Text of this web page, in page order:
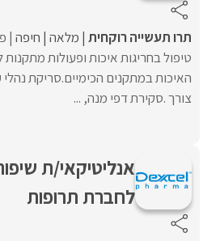
תרו תעשייה רוקחית מלאה חיפה
טיפול בחריגות איכות ופעולות
האיכות במתקנים הכימיים.סריקת נהלי
צורך .סקירת דפי מנה, ...
לחברת תרופות